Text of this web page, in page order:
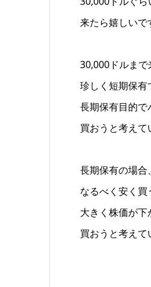
来たら嬉しいで
30,000ドルまで
珍しく短期保有
長期保有目的で
買おうと考えて
長期保有の場合、
なるべく安く買
大きく株価が
買おうと考えて